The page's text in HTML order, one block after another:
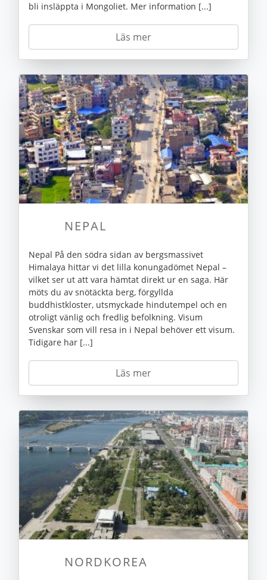
bli insläppta i Mongoliet. Mer information [...]
Läs mer
NEPAL
Nepal På den södra sidan av bergsmassivet
Himalaya hittar vi det lilla konungadömet Nepal –
vilket ser ut att vara hämtat direkt ur en saga. Här
möts du av snötäckta berg, förgyllda
buddhistkloster, utsmyckade hindutempel och en
otroligt vänlig och fredlig befolkning. Visum
Svenskar som vill resa in i Nepal behöver ett visum.
Tidigare har [...]
Läs mer
NORDKOREA